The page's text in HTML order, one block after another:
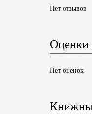
Нет отзывов
Оценки
Нет оценок